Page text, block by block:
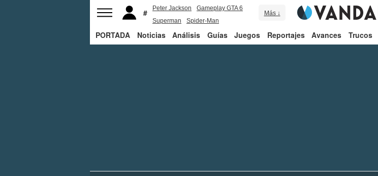
Peter Jackson
Gameplay GTA 6
Superman
Spider-Man
Más ↓
PORTADA Noticias Análisis Guías Juegos Reportajes Avances Trucos